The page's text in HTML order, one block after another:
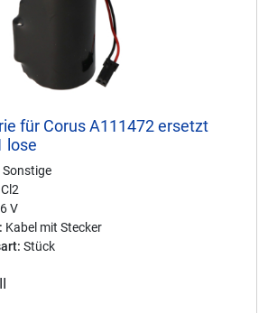
für Corus A111472 ersetzt
lose
Sonstige
V
Kabel mit Stecker
Stück